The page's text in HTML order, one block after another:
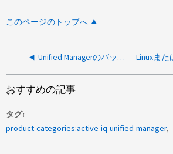
このページのトップへ
Unified Managerのバックアップを確認してクリーンアップする方法
おすすめの記事
タグ
product-categories:active-iq-unified-manager